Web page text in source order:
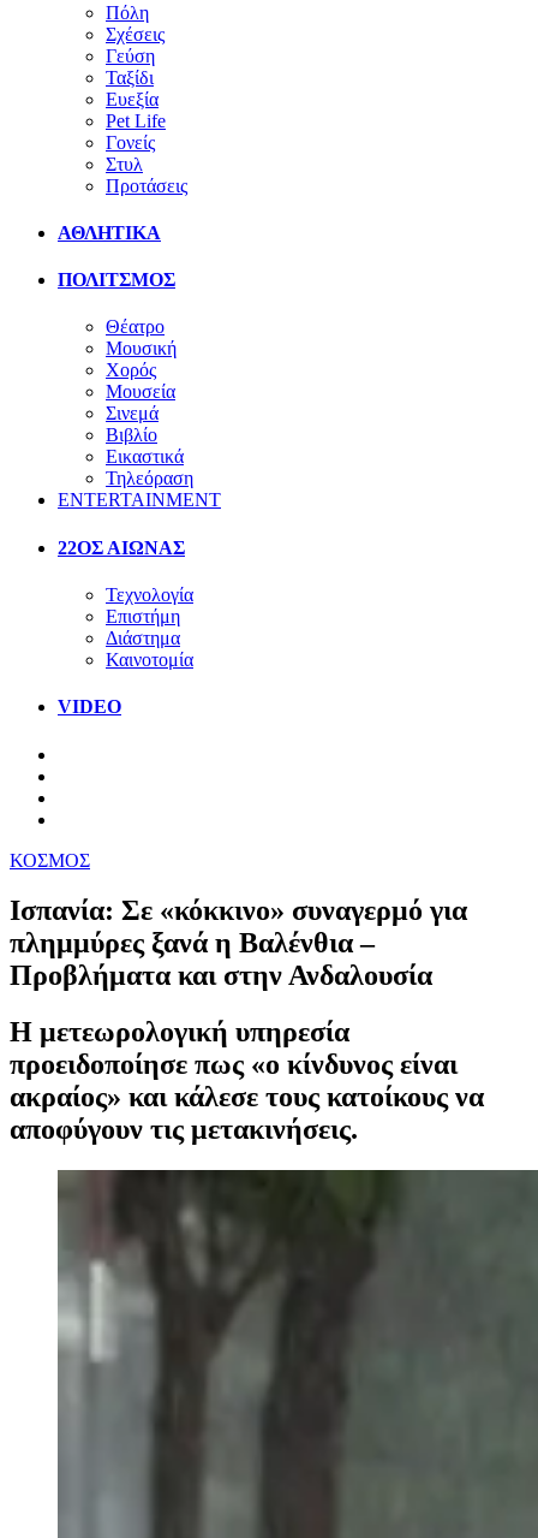
Πόλη
Σχέσεις
Γεύση
Ταξίδι
Ευεξία
Pet Life
Γονείς
Στυλ
Προτάσεις
ΑΘΛΗΤΙΚΑ
ΠΟΛΙΤΣΜΟΣ
Θέατρο
Μουσική
Χορός
Μουσεία
Σινεμά
Βιβλίο
Εικαστικά
Τηλεόραση
ENTERTAINMENT
22ΟΣ ΑΙΩΝΑΣ
Τεχνολογία
Επιστήμη
Διάστημα
Καινοτομία
VIDEO
ΚΟΣΜΟΣ
Ισπανία: Σε «κόκκινο» συναγερμό για
πλημμύρες ξανά η Βαλένθια –
Προβλήματα και στην Ανδαλουσία
Η μετεωρολογική υπηρεσία
προειδοποίησε πως «ο κίνδυνος είναι
ακραίος» και κάλεσε τους κατοίκους να
αποφύγουν τις μετακινήσεις.